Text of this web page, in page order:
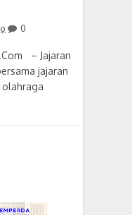
0
– Jajaran
jajaran